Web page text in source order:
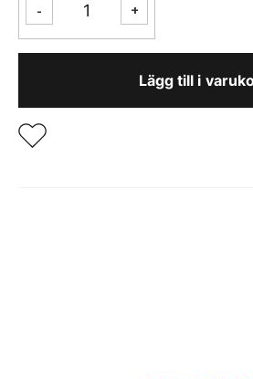
-
Flagga
40x30cm
+
Lägg till i